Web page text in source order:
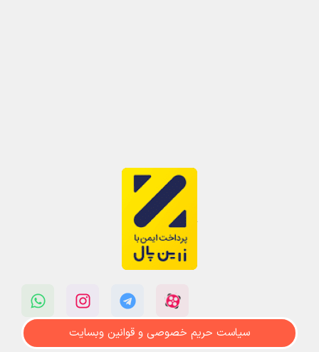
سیاست حریم خصوصی و قوانین وبسایت